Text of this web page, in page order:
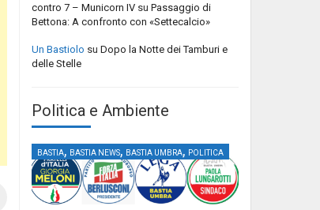
contro 7 – Municorn IV su Passaggio di
Bettona: A confronto con «Settecalcio»
Un Bastiolo su Dopo la Notte dei Tamburi e
delle Stelle
Politica e Ambiente
BASTIA, BASTIA NEWS, BASTIA UMBRA, POLITICA